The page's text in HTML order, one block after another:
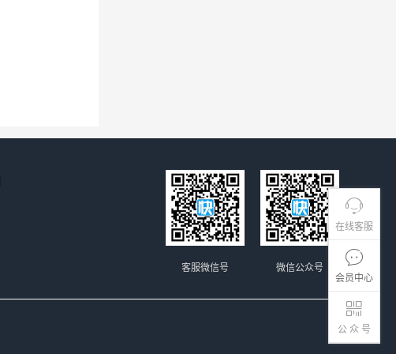
在线客服
会员中心
公 众 号
微信公众号
客服微信号